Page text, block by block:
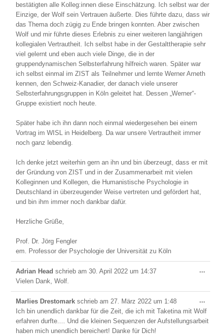
bestätigten alle Kolleg:innen diese Einschätzung. Ich selbst war der
Einzige, der Wolf sein Vertrauen äußerte. Dies führte dazu, dass wir
das Thema doch zügig zu Ende bringen konnten. Aber zwischen
Wolf und mir führte dieses Erlebnis zu einer weiteren langjährigen
kollegialen Vertrautheit. Ich selbst habe in der Gestalttherapie sehr
viel gelernt und eben auch viele Dinge, die in der
gruppendynamischen Selbsterfahrung hilfreich waren. Später war
ich selbst einmal im ZIST als Teilnehmer und lernte Werner Arneth
kennen, den Schweiz-Kanadier, der danach viele unserer
Selbsterfahrungsgruppen in Köln geleitet hat. Dessen „Werner“-
Gruppe existiert noch heute.
Später habe ich ihn dann noch einmal wiedergesehen bei einem
Vortrag im WISL in Heidelberg. Da war unsere Vertrautheit immer
noch ganz lebendig.
Ich denke jetzt weiterhin gern an ihn und bin überzeugt, dass er mit
der Gründung von ZIST und in der Zusammenarbeit mit vielen
Kolleginnen und Kollegen, die Humanistische Psychologie in
Deutschland in überzeugender Weise vertreten und gefördert hat,
und bin ihm immer noch dankbar dafür.
Herzliche Grüße,
Prof. Dr. Jörg Fengler
em. Professor der Psychologie der Universität zu Köln
Adrian Headschrieb am 30. April 2022 um 14:37
Vielen Dank, Wolf.
...
Marlies Drestomarkschrieb am 27. März 2022 um 1:48
Ich bin unendlich dankbar für die Zeit, die ich mit Taketina mit Wolf
erfahren durfte.... Und die kleinen Sequenzen der Aufstellungsarbeit
haben mich unendlich bereichert! Danke für Dich!
...
ein-/